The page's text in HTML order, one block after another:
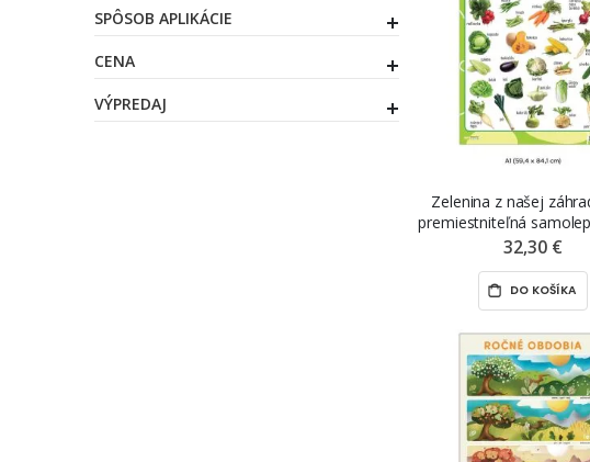
Zelenina z našej
premiestniteľná
NANO print
32,30 €
DO KOŠÍKA
SPÔSOB APLIKÁCIE
CENA
VÝPREDAJ